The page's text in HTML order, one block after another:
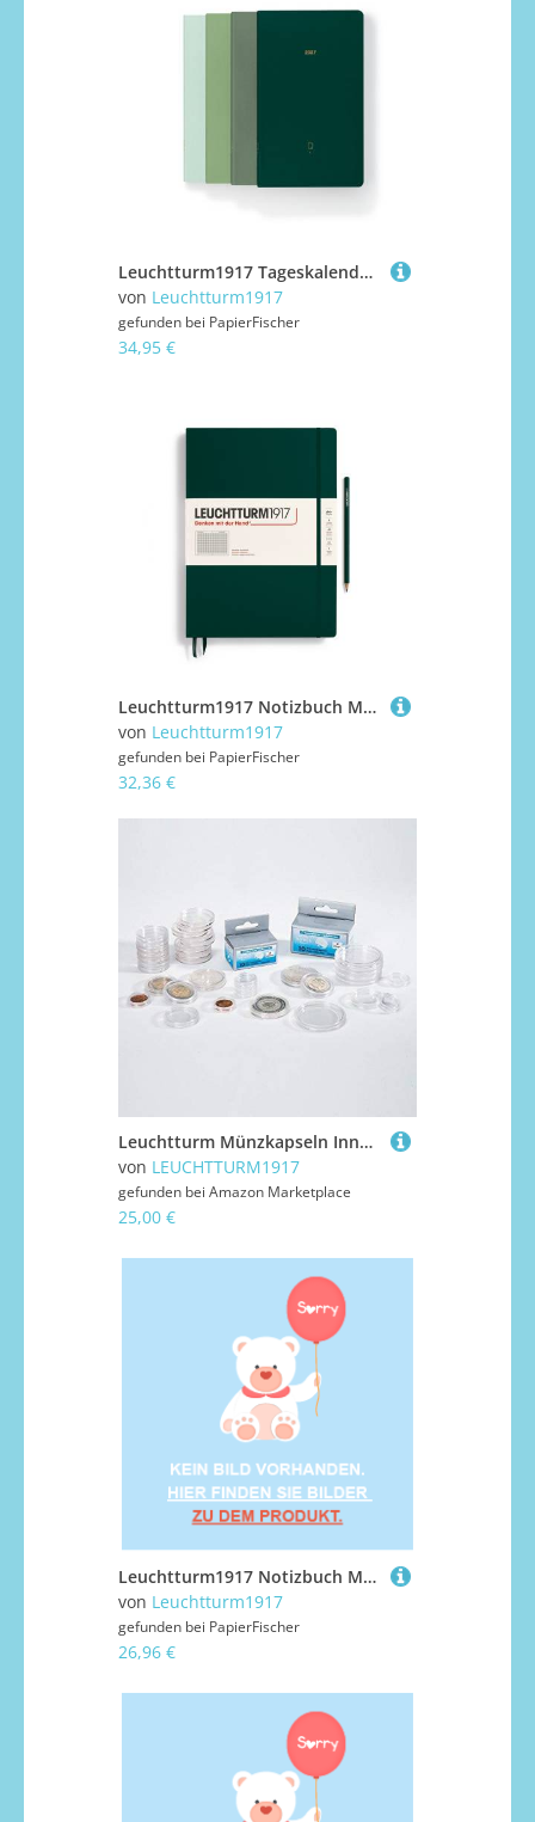
Leuchtturm1917 Tageskalender Quarterly 1 Tag auf 1 Seite 2027 Pocket A6 Softcover Shades Of Green
von Leuchtturm1917
gefunden bei PapierFischer
34,95 €
Leuchtturm1917 Notizbuch Master Hardcover A4+ Forest Green Kariert
von Leuchtturm1917
gefunden bei PapierFischer
32,36 €
Leuchtturm Münzkapseln Innendurchmesser 32,5 mm 100erPack
von LEUCHTTURM1917
gefunden bei Amazon Marketplace
25,00 €
Leuchtturm1917 Notizbuch Master Slim (A4+) Hardcover Schwarz Kariert
von Leuchtturm1917
gefunden bei PapierFischer
26,96 €